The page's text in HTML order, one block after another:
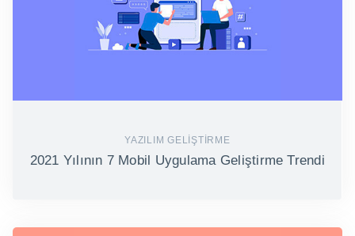
Müşteri Hizmetleri
YAZILIM GELIŞTIRME
2021 Yılının 7 Mobil Uygulama Geliştirme Trendi